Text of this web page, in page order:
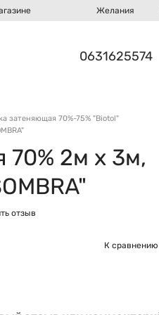
Желания
0631625574
затеняющая 70%-75% "Biotol"
70% 2м х 3м,
отзыв
К сравнению